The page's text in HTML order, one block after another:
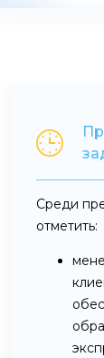
Среди
отметить: